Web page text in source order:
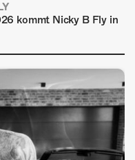
kommt Nicky B Fly in